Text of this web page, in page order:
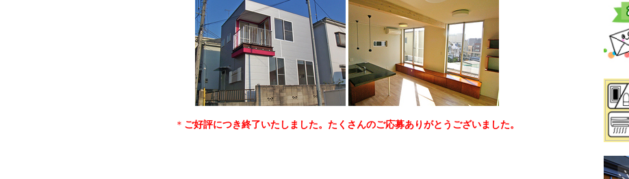
＊ ご好評につき終了いたしました。たくさんのご応募ありがとうございました。